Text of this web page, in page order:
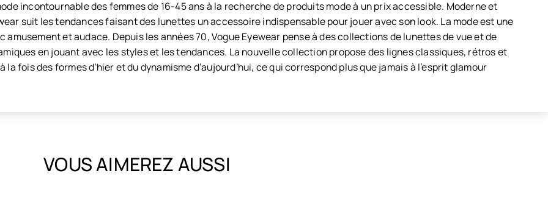
incontournable des femmes de 16-45 ans à la recherche de produits mode à un prix accessible. Moderne et
suit les tendances faisant des lunettes un accessoire indispensable pour jouer avec son look. La mode est une
amusement et audace. Depuis les années 70, Vogue Eyewear pense à des collections de lunettes de vue et de
en jouant avec les styles et les tendances. La nouvelle collection propose des lignes classiques, rétros et
la fois des formes d’hier et du dynamisme d’aujourd’hui, ce qui correspond plus que jamais à l’esprit glamour
VOUS AIMEREZ AUSSI